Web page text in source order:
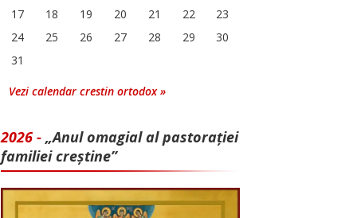
17
18 19 20 21 22
23
24
25 26 27 28 29
30
31
Vezi calendar crestin ortodox »
2026 - „Anul omagial al pastorației
familiei creștine”